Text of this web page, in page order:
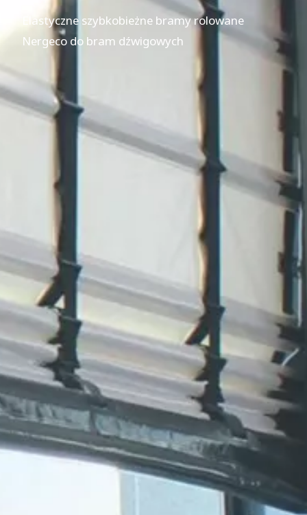
Elastyczne szybkobieżne bramy rolowane
Nergeco do bram dźwigowych